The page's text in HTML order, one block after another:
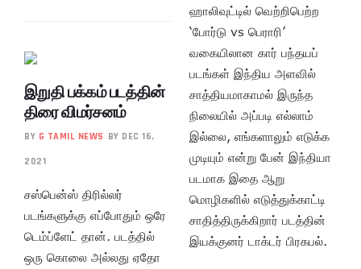
இறுதி பக்கம் படத்தின்
திரை விமர்சனம்
BY G TAMIL NEWS BY DEC 16,
2021
சஸ்பென்ஸ் திரில்லர்
படங்களுக்கு எப்போதும் ஒரே
டெம்ப்ளேட் தான். படத்தில்
ஒரு கொலை அல்லது ஏதோ
ஹாலிவுட்டில் வெற்றிபெற்ற
‘போர்டு vs பெராரி’
வகையிலான கார் பந்தயப்
படங்கள் இந்திய அளவில்
சாத்தியமாகாமல் இருந்த
நிலையில் அப்படி எல்லாம்
இல்லை, எங்களாலும் எடுக்க
முடியும் என்று பேன் இந்தியா
படமாக இதை ஆறு
மொழிகளில் எடுத்துக்காட்டி
சாதித்திருக்கிறார் படத்தின்
இயக்குனர் டாக்டர் பிரகபல்.